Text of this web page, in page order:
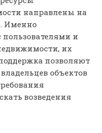
направлены на
Именно
пользователями и
их
позволяют
объектов
возведения